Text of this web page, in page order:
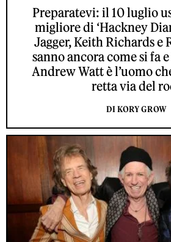
Preparatevi: il 10 luglio
migliore di ‘Hackney
Jagger, Keith Richards e
sanno ancora come si fa
Andrew Watt è l’uomo
retta via del
DI KORY GROW